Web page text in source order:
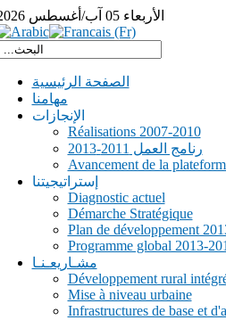
الأربعاء 05 آب/أغسطس
الصفحة الرئيسية
مهامنا
الإنجازات
Réalisations 2007-2010
رنامج العمل 2011-2013
Avancement de la
إستراتيجيتنا
Diagnostic actuel
Démarche Stratégique
Plan de développement
Programme global 2013-
مشـاريعـنـا
Développement rural
Mise à niveau urbaine
Infrastructures de base et